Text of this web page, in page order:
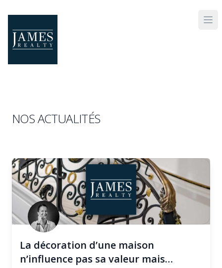
NOS ACTUALITÉS
La décoration d’une maison
n’influence pas sa valeur mais…